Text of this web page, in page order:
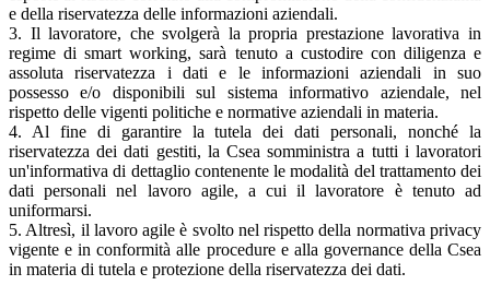
e della riservatezza delle informazioni aziendali.
3. Il lavoratore, che svolgerà la propria prestazione lavorativa in
regime di smart working, sarà tenuto a custodire con diligenza e
assoluta riservatezza i dati e le informazioni aziendali in suo
possesso e/o disponibili sul sistema informativo aziendale, nel
rispetto delle vigenti politiche e normative aziendali in materia.
4. Al fine di garantire la tutela dei dati personali, nonché la
riservatezza dei dati gestiti, la Csea somministra a tutti i lavoratori
un'informativa di dettaglio contenente le modalità del trattamento dei
dati personali nel lavoro agile, a cui il lavoratore è tenuto ad
uniformarsi.
5. Altresì, il lavoro agile è svolto nel rispetto della normativa privacy
vigente e in conformità alle procedure e alla governance della Csea
in materia di tutela e protezione della riservatezza dei dati.